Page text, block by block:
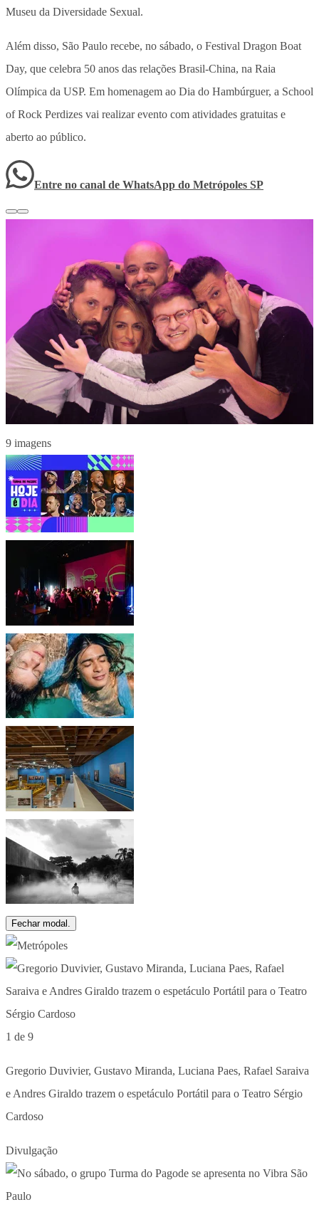
Museu da Diversidade Sexual.
Além disso, São Paulo recebe, no sábado, o Festival Dragon Boat
Day, que celebra 50 anos das relações Brasil-China, na Raia
Olímpica da USP. Em homenagem ao Dia do Hambúrguer, a School
of Rock Perdizes vai realizar evento com atividades gratuitas e
aberto ao público.
Entre no canal de WhatsApp do Metrópoles SP
9 imagens
Fechar modal.
1 de 9
Gregorio Duvivier, Gustavo Miranda, Luciana Paes, Rafael Saraiva
e Andres Giraldo trazem o espetáculo Portátil para o Teatro Sérgio
Cardoso
Divulgação